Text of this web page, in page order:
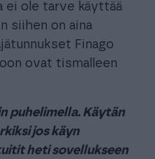
ei ole tarve käyttää
siihen on aina
Finago
ovat tismalleen
puhelimella. Käytän
jos käyn
heti sovellukseen